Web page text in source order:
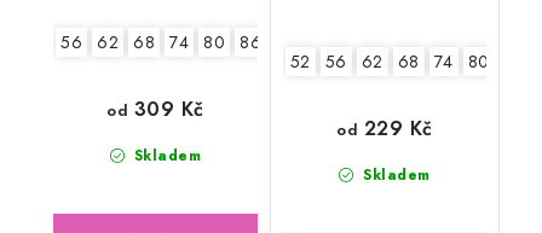
56 62 68 74 80 86
Skladem
od 309 Kč
52 56 62 68 74 80
Skladem
od 229 Kč